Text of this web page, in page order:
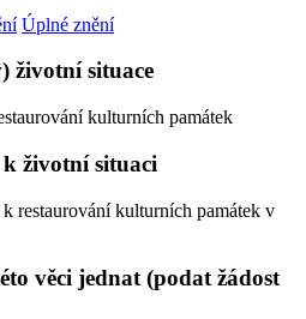
Úplné znění
životní situace
kulturních památek
životní situaci
restaurování kulturních památek v
věci jednat (podat žádost